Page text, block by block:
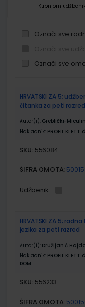
Kupnjom
Označi sve
Označi sve
proizvodi
HRVATSKI ZA 5;
čitanka za peti razred
Autor(i): Greblički-
Nakladnik: PROFIL KLETT
SKU: 556084
ŠIFRA OMOTA:
Udžbenik
HRVATSKI ZA 5;
jezika za peti razred
Autor(i): Družijanić
Nakladnik: PROFIL KLETT
DOM
SKU: 556233
ŠIFRA OMOTA: